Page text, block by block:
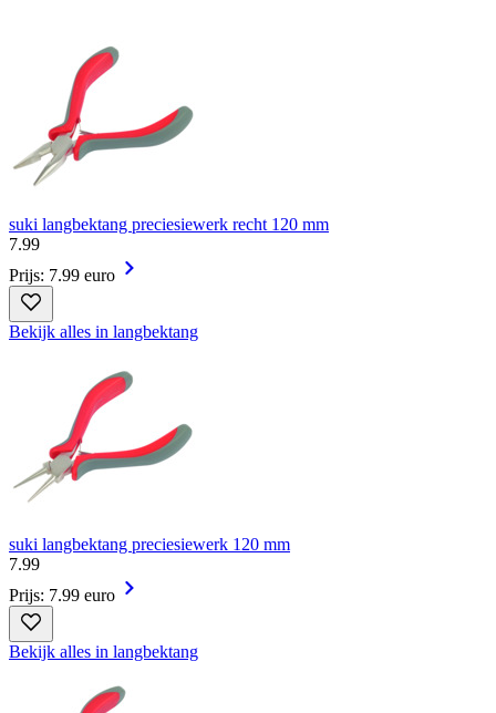
suki langbektang preciesiewerk recht 120 mm
7.99
Prijs: 7.99 euro
Bekijk alles in langbektang
suki langbektang preciesiewerk 120 mm
7.99
Prijs: 7.99 euro
Bekijk alles in langbektang